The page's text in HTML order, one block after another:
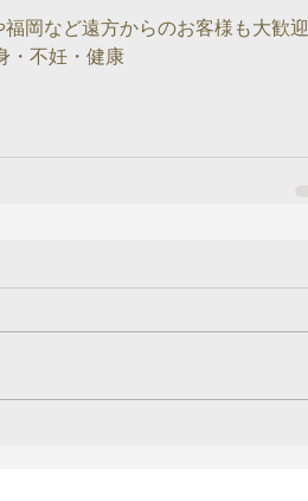
岡など遠方からのお客様も大歓迎
・不妊・健康